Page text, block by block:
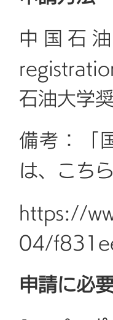
中国石
石油大学
備考：「
は、こち
https://
04/
申請に必